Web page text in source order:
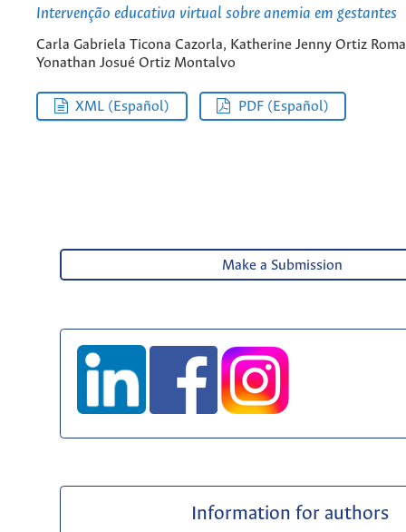
Intervenção educativa virtual sobre anemia em gestantes
Carla Gabriela Ticona Cazorla, Katherine Jenny Ortiz
Yonathan Josué Ortiz Montalvo
XML (Español) PDF (Español)
Make a Submission
Information for authors